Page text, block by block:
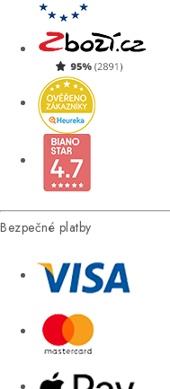
Bezpečné platby